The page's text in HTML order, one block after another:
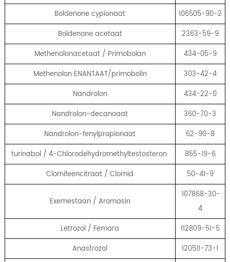
Boldenone cypionaat
106505-90-2
Boldenone acetaat
2363-59-9
Methenolonacetaat / Primobolan
434-05-9
Methenolon ENANTAAT/primobolin
303-42-4
Nandrolon
434-22-0
Nandrolon-decanoaat
360-70-3
Nandrolon-fenylpropionaat
62-90-8
turinabol / 4-Chlorodehydromethyltestosteron
855-19-6
Clomifeencitraat / Clomid
50-41-9
Exemestaan ​​/ Aromasin
107868-30-
4
Letrozol / Femara
112809-51-5
Anastrozol
120511-73-1